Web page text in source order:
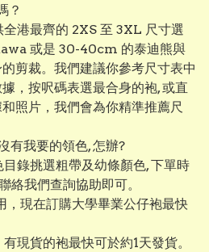
？
港最齊的 2XS 至 3XL 尺寸選
或是 30-40cm 的泰迪熊與
剪裁。我們建議你參考尺寸表中
，按呎碼表選最合身的袍, 或直
照片，我們會為你精準推薦尺
有我要的領色, 怎辦?
錄挑選粗帶及幼條顏色, 下單時
絡我們查詢協助即可。
，現在訂購大學畢業公仔袍最快
現貨的袍最快可於約1天發貨。